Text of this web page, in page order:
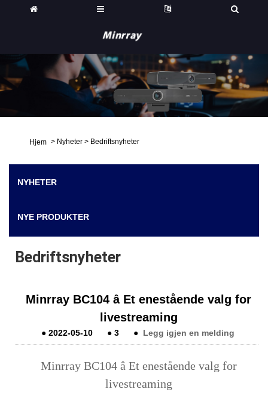
Hjem > Nyheter > Bedriftsnyheter
NYHETER
NYE PRODUKTER
Bedriftsnyheter
Minrray BC104 â Et enestående valg for
livestreaming
● 2022-05-10 ● 3 ● Legg igjen en melding
Minrray BC104 â Et enestående valg for
livestreaming